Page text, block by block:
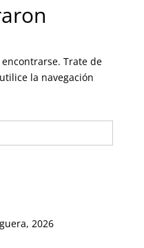
Trate de
la navegación
2026